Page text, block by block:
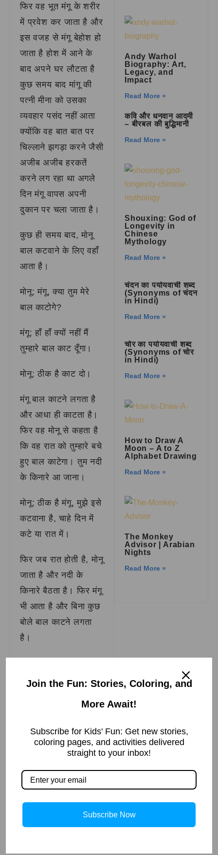
फिर वह भूत मंगू के शरीर
में प्रवेश कर जाता है और
इस वजह से मंगू बेहोश हो
जाता है होश में आने के
बाद अपने घर लौटता है
कुछ समय बाद मांगू की
पत्नी मीना को उसका
व्यवहार पसंद नहीं आता
क्योंकि वह बात बात पर
चिल्लाने झगड़ा करने जैसी
अजीब अजीब हरकतें
करने लग रहा था अगले
दिन मंगू वापस अपनी
दुकान पर चला जाता है।
कुछ ही समय बाद, मोनू
बाल कटवाने के लिए वहाँ
आता है।
मोनू: मंगू, क्या तुम मेरे
बाल काटोगे?
मंगू: हाँ हाँ क्यों नहीं मैं
तुम्हारे बाल काट दूँगा।
मोनू: ठीक है काट दो।
मंगू बाल काटने लगता है
और आधा ही काटता है।
फिर वह मोनू से कहता है
कि वह रात को तुम्हारे बचे
हुए बाल काटेगा। तुम नदी
के किनारे आ जाना।
मोनू: ठीक है मंगू, मुझे इसे
कटवाना है, चाहे दिन में
कटे या रात में।
फिर जब रात होती है, मोनू
जाता है और नदी के
किनारे बैठता है। फिर मंगू
भी आता है और बिना कुछ
बोले बाल काटने लगता
है।
आए और बिना मुझसे कहे
आईना दिखा दो, मुझे
देखने दो कि तुम कैसे बाल
काट रहे हो।
देखा कि मंगू का चेहरा उस
केवल पेड़ दिखाई दे रहे
थे।
Andy Warhol
Biography: Art,
Legacy, and
Impact
Read More »
कवि और धनवान आदमी
– बीरबल की बुद्धिमानी
Read More »
Shouxing: God of
Longevity in
Chinese
Mythology
Read More »
चंदन का पर्यायवाची शब्द
(Synonyms of चंदन
in Hindi)
Read More »
चोर का पर्यायवाची शब्द
(Synonyms of चोर
in Hindi)
Read More »
How to Draw A
Moon – A to Z
Alphabet Drawing
Read More »
The Monkey
Advisor | Arabian
Nights
Read More »
Join the Fun: Stories, Coloring, and
More Await!
Subscribe for Kids' Fun: Get new stories,
coloring pages, and activities delivered
straight to your inbox!
Subscribe Now